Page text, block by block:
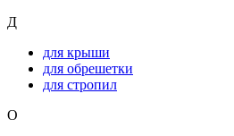
Д
для крыши
для обрешетки
для стропил
О